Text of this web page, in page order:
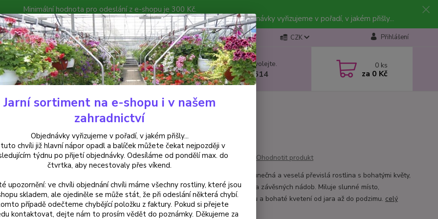
Minimální hodnota pro odeslání z e-shopu je 300 Kč.
můžete čekat nejpozději v následujícím týdnu po přijetí objednávky. Objednávky vyřizujeme v pořadí, v jakém přišly...
Poradna Kontakty CZK Přihlášení
Hledat Nevíte si rady? Zavolejte.
+420 602 223 614
0 ks
za 0 Kč
Balkónové rostliny Surfínia žlutá - cena na prodejně
žlutá - cena na prodejně
Ohodnotit produkt
Surfínie žlutá je slunečná a veselá převislá rostlina s bohatými květy,
ideální do truhlíků a závěsných nádob. Miluje slunné místo,
pravidelnou zálivku a bohaté kvetení od jara až do podzimu. celý
popis
Jarní sortiment na e-shopu i v našem
zahradnictví
Objednávky vyřizujeme v pořadí, v jakém přišly...
chvíli již hlavní nápor opadl a balíček můžete čekat nejpozději v
týdnu po přijetí objednávky. Odesíláme od pondělí max. do
čtvrtka, aby necestovaly přes víkend.
upozornění: ve chvíli objednání chvíli máme všechny rostliny, které jsou
skladem, ale ojediněle se může stát, že při odeslání některá chybí.
případě odečteme chybějící položku z faktury. Pokud si přejete
kontaktovat, dejte nám to prosím vědět do poznámky. Děkujeme za